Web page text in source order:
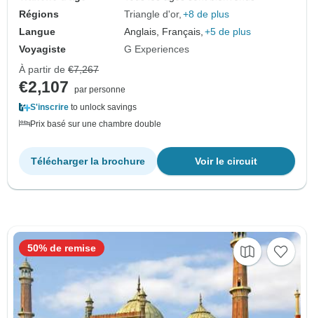
Régions
Triangle d'or +8 de plus
Langue
Anglais, Français, +5 de plus
Voyagiste
G Experiences
À partir de €7,267
€2,107
par personne
S'inscrire to unlock savings
Prix basé sur une chambre double
Voir le circuit
Télécharger la brochure
50% de remise